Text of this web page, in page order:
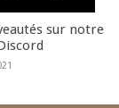
sur notre